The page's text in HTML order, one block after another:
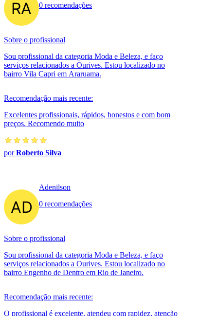
0 recomendações
Sobre o profissional
Sou profissional da categoria Moda e Beleza, e faço
serviços relacionados a Ourives. Estou localizado no
bairro Vila Capri em Araruama.
Recomendação mais recente:
Excelentes profissionais, rápidos, honestos e com bom
preços. Recomendo muito
porRoberto Silva
Adenilson
0 recomendações
Sobre o profissional
Sou profissional da categoria Moda e Beleza, e faço
serviços relacionados a Ourives. Estou localizado no
bairro Engenho de Dentro em Rio de Janeiro.
Recomendação mais recente:
O profissional é excelente, atendeu com rapidez, atenção